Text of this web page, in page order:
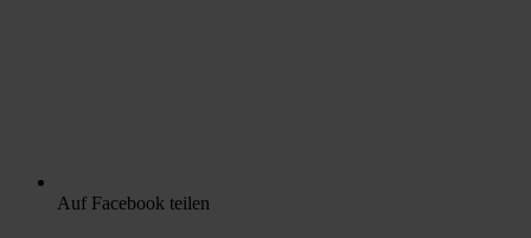
Auf Facebook teilen